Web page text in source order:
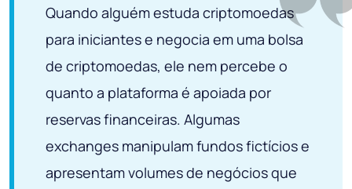
Quando alguém estuda criptomoedas
para iniciantes e negocia em uma bolsa
de criptomoedas, ele nem percebe o
quanto a plataforma é apoiada por
reservas financeiras. Algumas
exchanges manipulam fundos fictícios e
apresentam volumes de negócios que